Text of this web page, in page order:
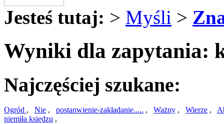
Jesteś tutaj: > Myśli >
Wyniki dla zapytania:
Najczęściej szukane:
Ogród , Nie , postanwienie-zakładanie..... , Ważny , Wierze ,
niemiła księdzu ,